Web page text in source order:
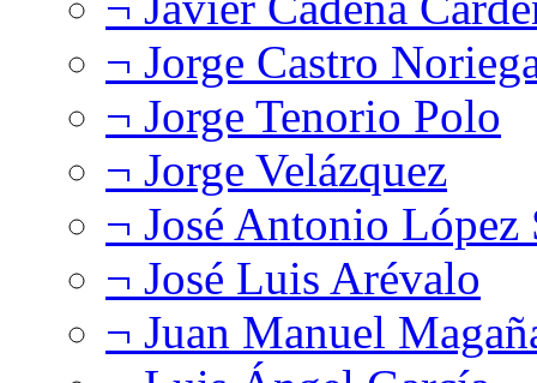
¬ Jorge Castro
¬ Jorge Tenorio Polo
¬ Jorge Velázquez
¬ José Antonio López
¬ José Luis Arévalo
¬ Juan Manuel